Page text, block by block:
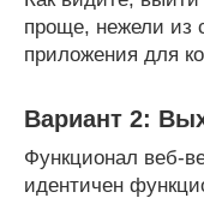
проще, нежели из
приложения для
Вариант 2:
Функционал веб-
идентичен